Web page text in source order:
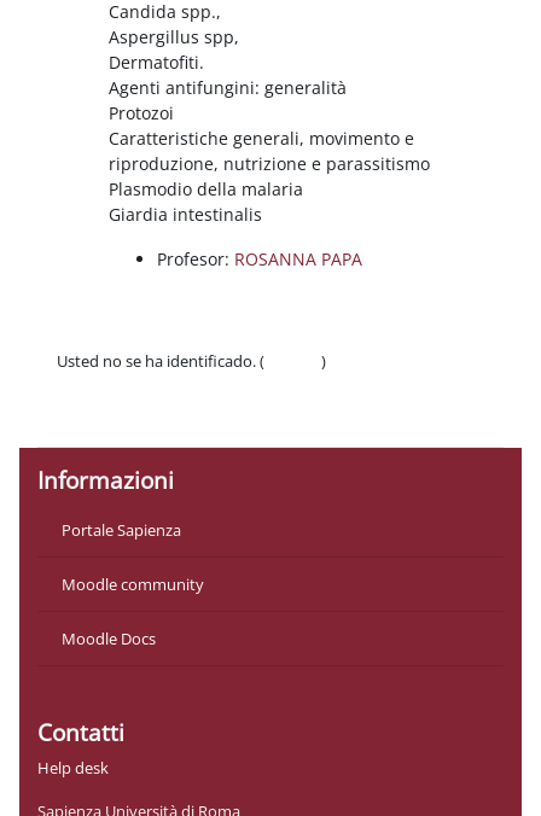
Candida spp.,
Aspergillus spp,
Dermatofiti.
Agenti antifungini: generalità
Protozoi
Caratteristiche generali, movimento e
riproduzione, nutrizione e parassitismo
Plasmodio della malaria
Giardia intestinalis
Profesor: ROSANNA PAPA
Usted no se ha identificado. (
)
Informazioni
Portale Sapienza
Moodle community
Moodle Docs
Contatti
Help desk
Sapienza Università di Roma